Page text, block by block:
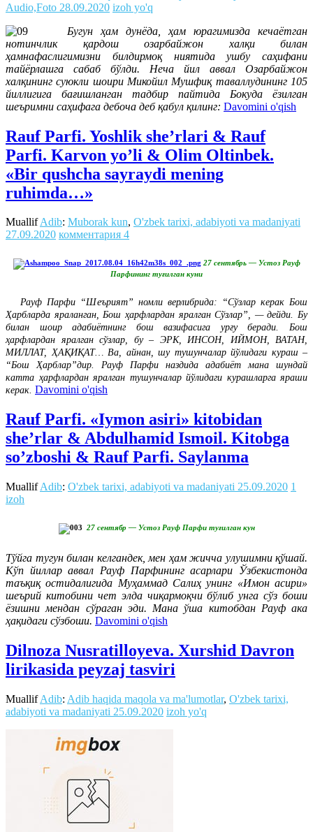
Audio,Foto 28.09.2020 izoh yo'q
Бугун ҳам дунёда, ҳам юрагимизда кечаётган
нотинчлик қардош озарбайжон халқи билан
ҳамнафаслигимизни билдирмоқ ниятида ушбу саҳифани
тайёрлашга сабаб бўлди. Неча йил аввал Озарбайжон
халқининг суюкли шоири Микойил Мушфиқ таваллудининг 105
йиллигига бағишланган тадбир пайтида Бокуда ёзилган
шеъримни саҳифага дебоча деб қабул қилинг: Davomini o'qish
Rauf Parfi. Yoshlik she’rlari & Rauf
Parfi. Karvon yo’li & Olim Oltinbek.
«Bir qushcha sayraydi mening
ruhimda…»
MuallifAdib: Muborak kun, O'zbek tarixi, adabiyoti va madaniyati
27.09.2020 комментария 4
27 сентябрь — Устоз Рауф
Парфининг туғилган куни
Рауф Парфи “Шеърият” номли верлибрида: “Сўзлар керак Бош
Ҳарбларда яраланган, Бош ҳарфлардан яралган Сўзлар”, — дейди. Бу
билан шоир адабиётнинг бош вазифасига урғу беради. Бош
ҳарфлардан яралган сўзлар, бу – ЭРК, ИНСОН, ИЙМОН, ВАТАН,
МИЛЛАТ, ҲАҚИҚАТ… Ва, айнан, шу тушунчалар йўлидаги кураш –
“Бош Ҳарблар”дир. Рауф Парфи наздида адабиёт мана шундай
катта ҳарфлардан яралган тушунчалар йўлидаги курашларга яраши
керак. Davomini o'qish
Rauf Parfi. «Iymon asiri» kitobidan
she’rlar & Abdulhamid Ismoil. Kitobga
so’zboshi & Rauf Parfi. Saylanma
MuallifAdib: O'zbek tarixi, adabiyoti va madaniyati 25.09.2020 1
izoh
27 сентябр — Устоз Рауф Парфи туғилган кун
Тўйга тугун билан келгандек, мен ҳам жичча улушимни қўшай.
Кўп йиллар аввал Рауф Парфининг асарлари Ўзбекистонда
таъқиқ остидалигида Муҳаммад Салиҳ унинг «Имон асири»
шеърий китобини чет элда чиқармоқчи бўлиб унга сўз боши
ёзишни мендан сўраган эди. Мана ўша китобдан Рауф ака
ҳақидаги сўзбоши. Davomini o'qish
Dilnoza Nusratilloyeva. Xurshid Davron
lirikasida peyzaj tasviri
MuallifAdib: Adib haqida maqola va ma'lumotlar, O'zbek tarixi,
adabiyoti va madaniyati 25.09.2020 izoh yo'q